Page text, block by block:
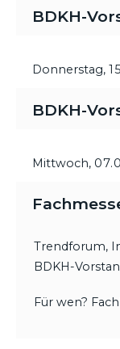
BDKH-
Donnerstag,
BDKH-
Mittwoch,
Trendforum,
BDKH-
Für wen?